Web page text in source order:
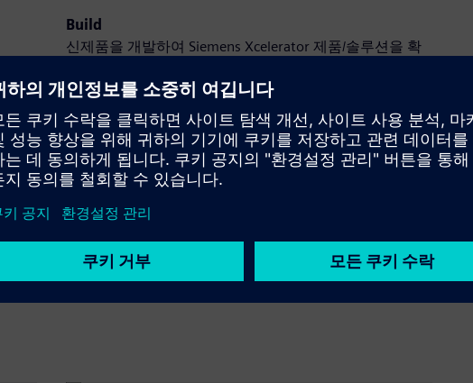
Build
신제품을 개발하여 Siemens Xcelerator 제품/솔루션을 확
을 통합하여 새로운 고객 솔루션을 개발합니다.